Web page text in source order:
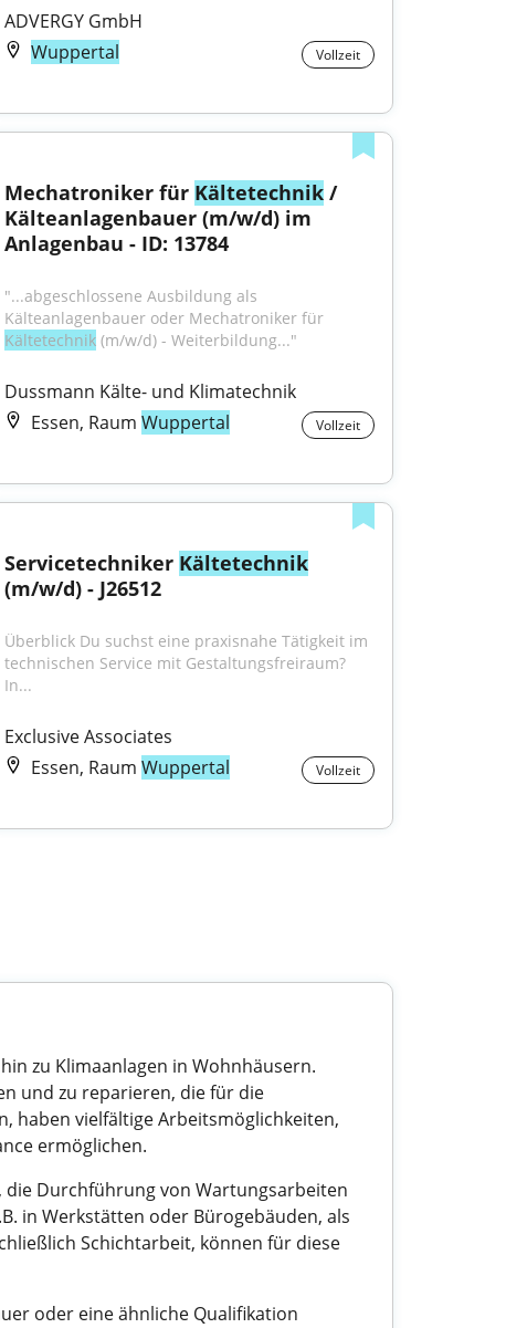
ADVERGY GmbH
Wuppertal
Vollzeit
Mechatroniker für Kältetechnik /
Kälteanlagenbauer (m/w/d) im
Anlagenbau - ID: 13784
"...abgeschlossene Ausbildung als
Kälteanlagenbauer oder Mechatroniker für
Kältetechnik (m/w/d) - Weiterbildung..."
Dussmann Kälte- und Klimatechnik
Essen, Raum Wuppertal Vollzeit
Servicetechniker Kältetechnik
(m/w/d) - J26512
Überblick Du suchst eine praxisnahe Tätigkeit im
technischen Service mit Gestaltungsfreiraum?
In...
Exclusive Associates
Essen, Raum Wuppertal Vollzeit
zu Klimaanlagen in Wohnhäusern.
und zu reparieren, die für die
haben vielfältige Arbeitsmöglichkeiten,
ermöglichen.
die Durchführung von Wartungsarbeiten
in Werkstätten oder Bürogebäuden, als
Schichtarbeit, können für diese
oder eine ähnliche Qualifikation